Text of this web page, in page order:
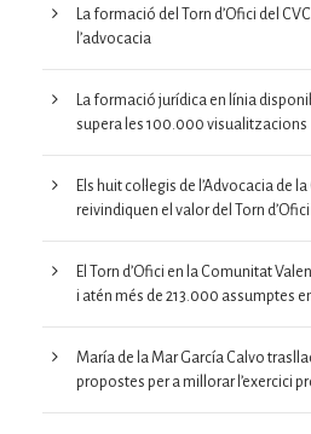
La formació del Torn d’Ofici del
l’advocacia
La formació jurídica en línia
supera les 100.000 visualitzacions
Els huit col·legis de l’Advocacia de
reivindiquen el valor del Torn
El Torn d’Ofici en la Comunitat
i atén més de 213.000 assumptes
María de la Mar García Calvo
propostes per a millorar l’exercici